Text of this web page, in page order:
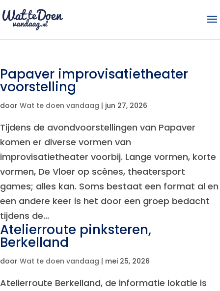
Papaver improvisatietheater
voorstelling
door Wat te doen vandaag | jun 27, 2026
Tijdens de avondvoorstellingen van Papaver
komen er diverse vormen van
improvisatietheater voorbij. Lange vormen, korte
vormen, De Vloer op scènes, theatersport
games; alles kan. Soms bestaat een format al en
een andere keer is het door een groep bedacht
tijdens de...
Atelierroute pinksteren,
Berkelland
door Wat te doen vandaag | mei 25, 2026
Atelierroute Berkelland, de informatie lokatie is